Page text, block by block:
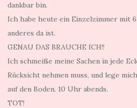
dankbar bin.
Ich habe heute ein Einzelzimmer mit
anderes da ist.
GENAU DAS BRAUCHE ICH!!
Ich schmeiße meine Sachen in jede
Rücksicht nehmen muss, und lege
auf den Boden. 10 Uhr abends.
TOT!